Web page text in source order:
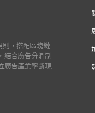
，搭配區塊鏈
結合廣告分潤制
廣告產業壟斷現